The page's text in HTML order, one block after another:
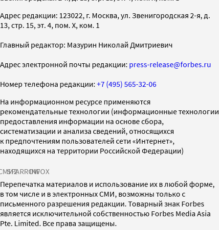
Адрес редакции: 123022, г. Москва, ул. Звенигородская 2-я, д.
13, стр. 15, эт. 4, пом. X, ком. 1
Главный редактор: Мазурин Николай Дмитриевич
Адрес электронной почты редакции: press-release@forbes.ru
Номер телефона редакции: +7 (495) 565-32-06
На информационном ресурсе применяются
рекомендательные технологии (информационные технологии
предоставления информации на основе сбора,
систематизации и анализа сведений, относящихся
к предпочтениям пользователей сети «Интернет»,
находящихся на территории Российской Федерации)
SPARROWINFOX
Перепечатка материалов и использование их в любой форме,
в том числе и в электронных СМИ, возможны только с
письменного разрешения редакции. Товарный знак Forbes
является исключительной собственностью Forbes Media Asia
Pte. Limited. Все права защищены.